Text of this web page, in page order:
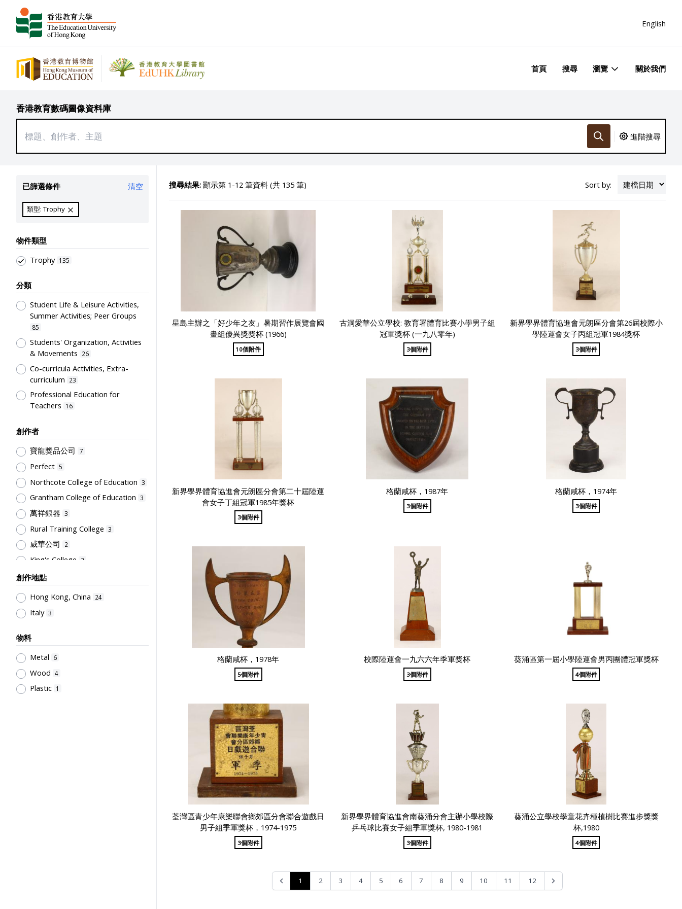
English
首頁 搜尋 瀏覽 關於我們
香港教育數碼圖像資料庫
進階搜尋
已篩選條件 清空
類型: Trophy
物件類型
Trophy 135
分類
Student Life & Leisure Activities,
Summer Activities; Peer Groups
85
Students' Organization, Activities
& Movements
26
Co-curricula Activities, Extra-
curriculum
23
Professional Education for
Teachers
16
6
Post-Secondary Education
Primary Education
創作者
寶龍獎品公司
7
Perfect 5
Northcote College of Education 3
Grantham College of Education 3
萬祥銀器 3
Rural Training College 3
威華公司 2
King's College 2
Kowloon Sporting Goods Co.
Students 2
South China Athletic Association
四教育學院學生會體育委員會
Kwok Lung Sports Goods Co. Ltd
1
永源金舖銀器
Tsang Fook Piano Company
創作地點
Hong Kong, China
24
Italy 3
物料
Metal
6
Wood 4
Plastic 1
搜尋結果:顯示第 1-12 筆資料 (共 135 筆) Sort by:
星島主辦之「好少年之友」暑期習作展覽會國
畫組優異獎獎杯 (1966)
10個附件
古洞愛華公立學校: 教育署體育比賽小學男子組
冠軍獎杯 (一九八零年)
3個附件
新界學界體育協進會元朗區分會第26屆校際小
學陸運會女子丙組冠軍1984獎杯
3個附件
新界學界體育協進會元朗區分會第二十屆陸運
會女子丁組冠軍1985年獎杯
3個附件
格蘭咸杯，1987年
3個附件
格蘭咸杯，1974年
3個附件
格蘭咸杯，1978年
5個附件
校際陸運會一九六六年季軍獎杯
3個附件
葵涌區第一屆小學陸運會男丙團體冠軍獎杯
4個附件
荃灣區青少年康樂聯會鄉郊區分會聯合遊戲日
男子組季軍獎杯，1974-1975
3個附件
新界學界體育協進會南葵涌分會主辦小學校際
乒乓球比賽女子組季軍獎杯, 1980-1981
3個附件
葵涌公立學校學童花卉種植樹比賽進步獎獎
杯,1980
4個附件
1 2 3 4 5 6 7 8 9 10 11 12